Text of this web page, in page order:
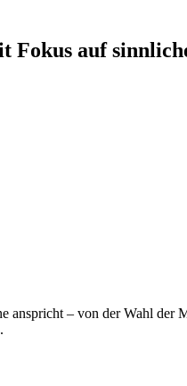
Fokus auf
anspricht – von der Wahl